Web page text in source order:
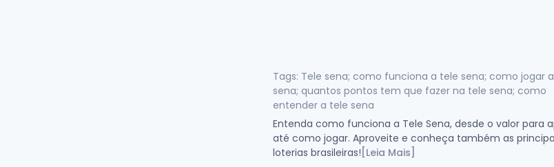
Tags: Tele sena; como funciona a tele sena; como jogar
sena; quantos pontos tem que fazer na tele sena; como
entender a tele sena
Entenda como funciona a Tele Sena, desde o valor para
até como jogar. Aproveite e conheça também as
loterias brasileiras! [Leia Mais]